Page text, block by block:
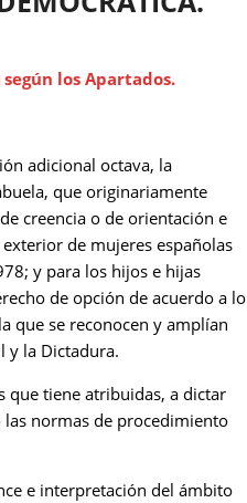
los Apartados.
adicional octava, la
que originariamente
creencia o de orientación e
de mujeres españolas
y para los hijos e hijas
de opción de acuerdo a lo
que se reconocen y amplían
y la Dictadura.
que tiene atribuidas, a dictar
las normas de procedimiento
e interpretación del ámbito